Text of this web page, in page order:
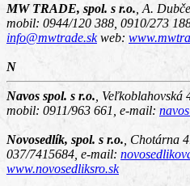
MW TRADE, spol. s r.o. A.
mobil: 0944/120 388, 0910/273
info@mwtrade.skweb:
N
Navos spol. s r.o. Veľkoblahovská
mobil: 0911/963 661, e-mail:
Novosedlík, spol. s r.o. Chotárna
037/7415684, e-mail:
www.novosedliksro.sk